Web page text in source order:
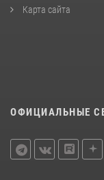
Карта сайта
ОФИЦИАЛЬНЫЕ